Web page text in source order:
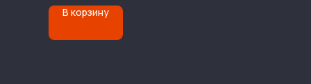
В корзину